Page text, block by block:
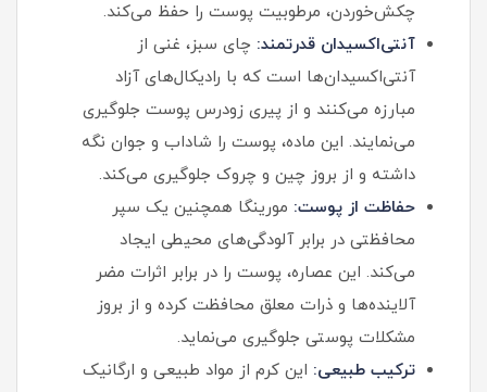
چکش‌خوردن، مرطوبیت پوست را حفظ می‌کند.
آنتی‌اکسیدان قدرتمند: چای سبز، غنی از
آنتی‌اکسیدان‌ها است که با رادیکال‌های آزاد
مبارزه می‌کنند و از پیری زودرس پوست جلوگیری
می‌نمایند. این ماده، پوست را شاداب و جوان نگه
داشته و از بروز چین و چروک جلوگیری می‌کند.
حفاظت از پوست: مورینگا همچنین یک سپر
محافظتی در برابر آلودگی‌های محیطی ایجاد
می‌کند. این عصاره، پوست را در برابر اثرات مضر
آلاینده‌ها و ذرات معلق محافظت کرده و از بروز
مشکلات پوستی جلوگیری می‌نماید.
ترکیب طبیعی: این کرم از مواد طبیعی و ارگانیک